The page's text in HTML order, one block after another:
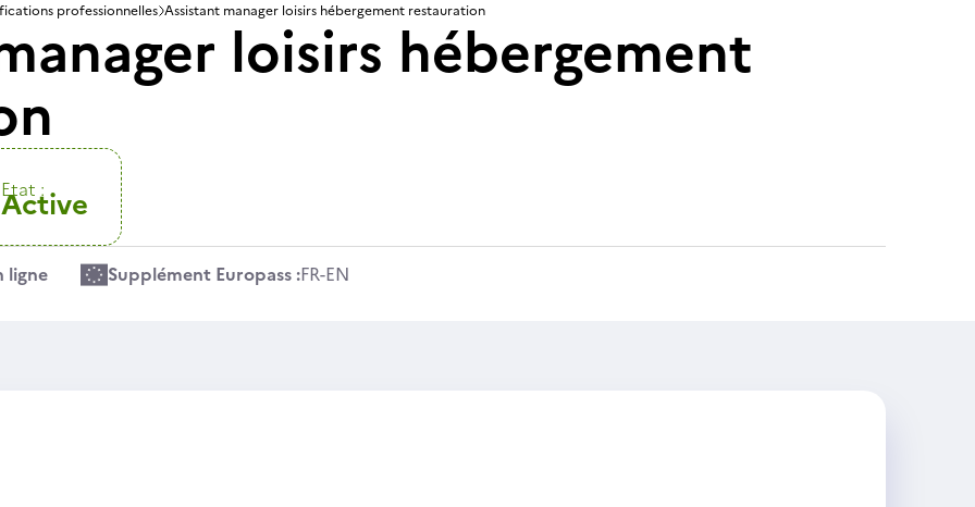
professionnelles Assistant manager loisirs hébergement restauration
loisirs hébergement
Etat :
Active
ligne Supplément Europass :FR-EN